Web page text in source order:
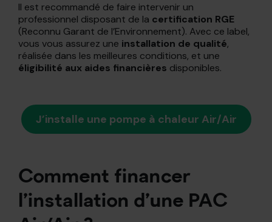
Il est recommandé de faire intervenir un
professionnel disposant de la certification RGE
(Reconnu Garant de l’Environnement). Avec ce label,
vous vous assurez une installation de qualité,
réalisée dans les meilleures conditions, et une
éligibilité aux aides financières disponibles.
J’installe une pompe à chaleur Air/Air
Comment financer
l’installation d’une PAC